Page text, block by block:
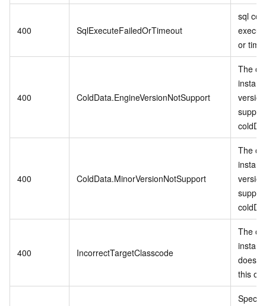
400 SqlExecuteFailedOrTimeout
sql
or
400 ColdData.EngineVersionNotSupport
The
support
400 ColdData.MinorVersionNotSupport
The
support
400 IncorrectTargetClasscode
The
does
this